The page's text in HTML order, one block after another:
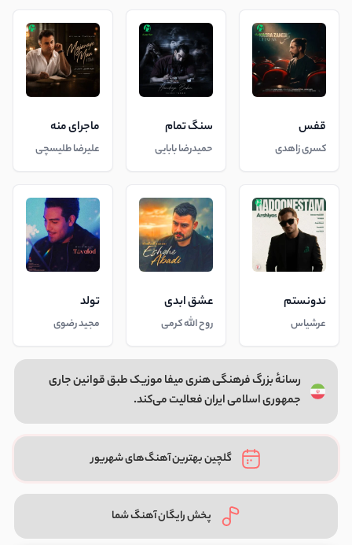
قفس
کسری زاهدی
سنگ تمام
حمیدرضا بابایی
ماجرای منه
علیرضا طلیسچی
ندونستم
عرشیاس
عشق ابدی
روح الله کرمی
تولد
مجید رضوی
رسانهٔ بزرگ فرهنگی هنری میفا موزیک طبق قوانین جاری
جمهوری اسلامی ایران فعالیت می‌کند.
گلچین بهترین آهنگ‌های شهریور
پخش رایگان آهنگ شما